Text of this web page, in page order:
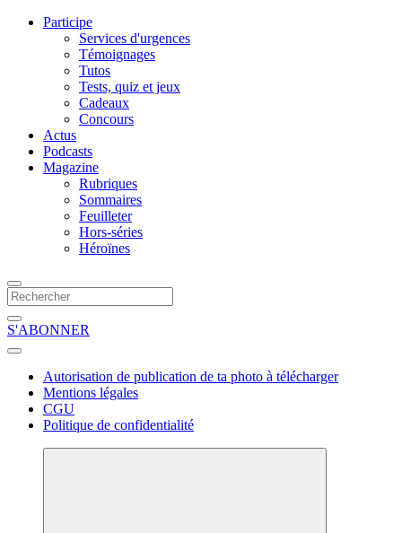
Participe
Services d'urgences
Témoignages
Tutos
Tests, quiz et jeux
Cadeaux
Concours
Actus
Podcasts
Magazine
Rubriques
Sommaires
Feuilleter
Hors-séries
Héroïnes
S'ABONNER
Autorisation de publication de ta photo à télécharger
Mentions légales
CGU
Politique de confidentialité